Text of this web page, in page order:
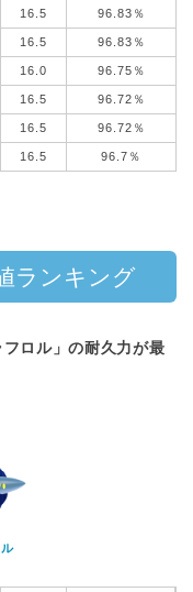
16.5 96.83％
16.5 96.83％
16.0 96.75％
16.5 96.72％
16.5 96.72％
16.5 96.7％
ランキング
フロル」の耐久力が最